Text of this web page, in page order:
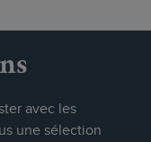
avec les
une sélection